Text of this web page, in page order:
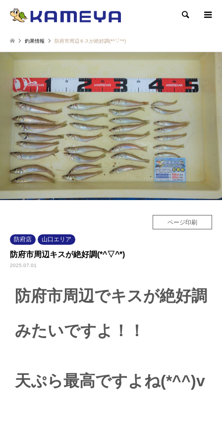
検索
釣果情報 防府市周辺キスが絶好調(*^▽^*)
ページ印刷
防府店 山口エリア
防府市周辺キスが絶好調(*^▽^*)
2025.07.01
防府市周辺でキスが絶好調
みたいですよ！！
天ぷら最高ですよね(*^^)v